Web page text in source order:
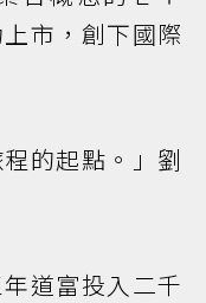
市，創下國際
的起點。」劉
道富投入二千